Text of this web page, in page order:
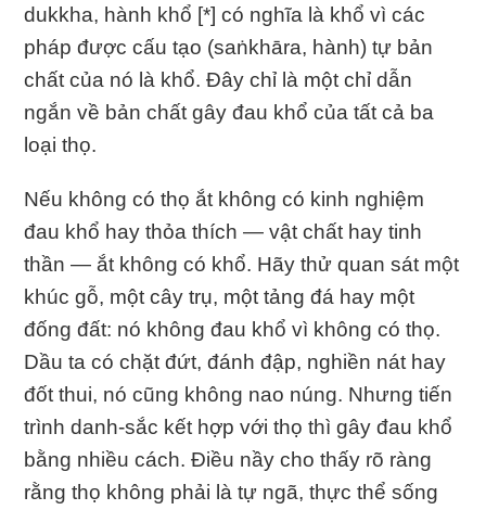
dukkha, hành khổ [*] có nghĩa là khổ vì các
pháp được cấu tạo (saṅkhāra, hành) tự bản
chất của nó là khổ. Ðây chỉ là một chỉ dẫn
ngắn về bản chất gây đau khổ của tất cả ba
loại thọ.
Nếu không có thọ ắt không có kinh nghiệm
đau khổ hay thỏa thích — vật chất hay tinh
thần — ắt không có khổ. Hãy thử quan sát một
khúc gỗ, một cây trụ, một tảng đá hay một
đống đất: nó không đau khổ vì không có thọ.
Dầu ta có chặt đứt, đánh đập, nghiền nát hay
đốt thui, nó cũng không nao núng. Nhưng tiến
trình danh-sắc kết hợp với thọ thì gây đau khổ
bằng nhiều cách. Ðiều nầy cho thấy rõ ràng
rằng thọ không phải là tự ngã, thực thể sống